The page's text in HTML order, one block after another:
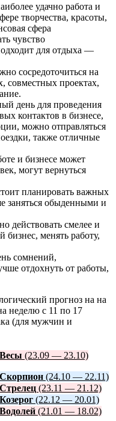
удачно работа и
творчества, красоты,
сфера
чувство
для отдыха —
сосредоточиться на
совместных проектах,
день для проведения
контактов в бизнесе,
можно отправляться
также отличные
и бизнесе может
могут вернуться
планировать важных
заняться обыденными и
действовать смелее и
бизнес, менять работу,
сомнений,
отдохнуть от работы,
прогноз на на
неделю с 11 по 17
(для мужчин и
Весы (23.09 — 23.10)
Скорпион (24.10 — 22.11)
Стрелец (23.11 — 21.12)
Козерог (22.12 — 20.01)
Водолей (21.01 — 18.02)